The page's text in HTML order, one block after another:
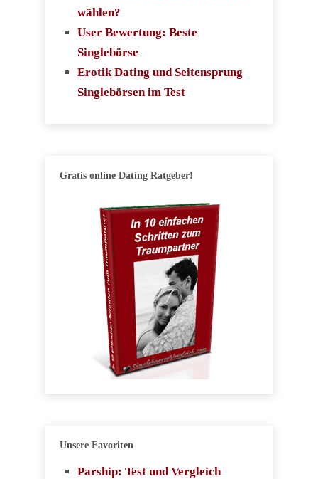
wählen?
User Bewertung: Beste
Singlebörse
Erotik Dating und Seitensprung
Singlebörsen im Test
Gratis online Dating Ratgeber!
Unsere Favoriten
Parship: Test und Vergleich